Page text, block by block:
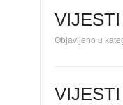
Objavljeno u